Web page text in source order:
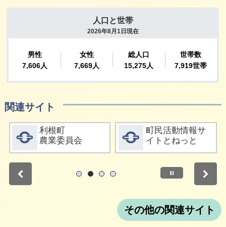
関連サイト
詳細をみる
利根町
農業委員会
詳細をみる
町民活動情報サ
イトとねっと
停止
その他の関連サイト